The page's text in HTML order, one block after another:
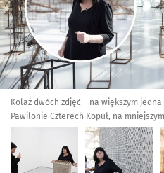
Kolaż dwóch zdjęć – na większym
Pawilonie Czterech Kopuł, na